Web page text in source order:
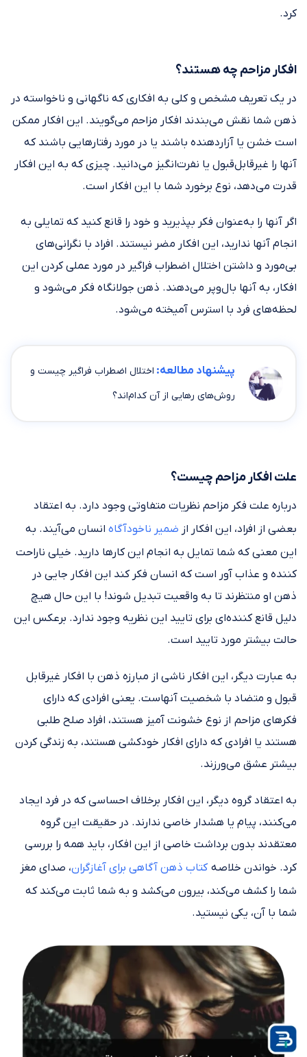
کرد.
افکار مزاحم چه هستند؟
در یک تعریف مشخص و کلی به افکاری که ناگهانی و ناخواسته در
ذهن شما نقش می‌بندند افکار مزاحم می‌گویند. این افکار ممکن
است خشن یا آزاردهنده باشند یا در مورد رفتار‌هایی باشند که
آنها را غیرقابل‌قبول یا نفرت‌انگیز می‌دانید. چیزی که به این افکار
قدرت می‌دهد، نوع برخورد شما با این افکار است.
اگر آنها را به‌عنوان فکر بپذیرید و خود را قانع کنید که تمایلی به
انجام آنها ندارید، این افکار مضر نیستند. افراد با نگرانی‌های
بی‌مورد و داشتن اختلال اضطراب فراگیر در مورد عملی کردن این
افکار، به آنها بال‌وپر می‌دهند. ذهن جولانگاه فکر می‌شود و
لحظه‌های فرد با استرس آمیخته می‌شود.
پیشنهاد مطالعه: اختلال اضطراب فراگیر چیست و
روش‌های رهایی از آن کدام‌اند؟
علت افکار مزاحم چیست؟
درباره علت فکر مزاحم نظریات متفاوتی وجود دارد. به اعتقاد
بعضی از افراد، این افکار از ضمیر ناخودآگاه انسان می‌آیند. به
این معنی که شما تمایل به انجام این کار‌ها دارید. خیلی ناراحت
کننده و عذاب آور است که انسان فکر کند این افکار جایی در
ذهن او منتظرند تا به واقعیت تبدیل شوند! با این حال هیچ
دلیل قانع کننده‌ای برای تایید این نظریه وجود ندارد. برعکس این
حالت بیشتر مورد تایید است.
به عبارت دیگر، این افکار ناشی از مبارزه ذهن با افکار غیرقابل
قبول و متضاد با شخصیت آنهاست. یعنی افرادی که دارای
فکرهای مزاحم از نوع خشونت آمیز هستند، افراد صلح طلبی
هستند یا افرادی که دارای افکار خودکشی هستند، به زندگی کردن
بیشتر عشق می‌ورزند.
به اعتقاد گروه دیگر، این افکار برخلاف احساسی که در فرد ایجاد
می‌کنند، پیام یا هشدار خاصی ندارند. در حقیقت این گروه
معتقدند بدون برداشت خاصی از این افکار، باید همه را بررسی
کرد. خواندن خلاصه کتاب ذهن آگاهی برای آغازگران، صدای مغز
شما را کشف می‌کند، بیرون می‌کشد و به شما ثابت می‌کند که
شما با آن، یکی نیستید.